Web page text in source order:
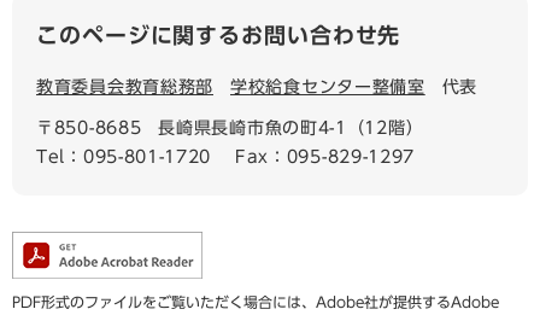
このページに関するお問い合わせ先
教育委員会教育総務部 学校給食センター整備室 代表
〒850-8685
長崎県長崎市魚の町4-1（12階）
Tel：095-801-1720
Fax：095-829-1297
PDF形式のファイルをご覧いただく場合には、Adobe社が提供するAdobe